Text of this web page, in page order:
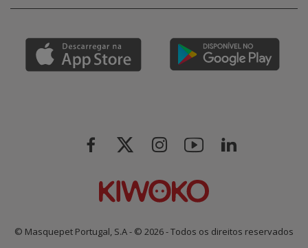
© Masquepet Portugal, S.A - © 2026 - Todos os direitos reservados